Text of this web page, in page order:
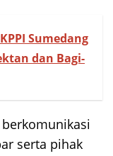
Sumedang
dan Bagi-
serta pihak